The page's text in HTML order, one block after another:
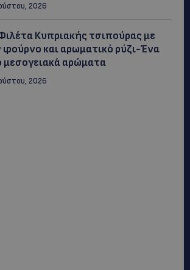
2026
Φιλέτα Κυπριακής τσιπούρας με
και αρωματικό ρύζι-Ένα
μεσογειακά αρώματα
2026